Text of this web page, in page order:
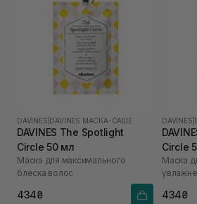
DAVINES DAVINES МАСКА-САШЕ
DAVINES The Spotlight
Circle 50 мл
Маска для максимального
блеска волос
434₴
DAVINES
Circle
Маска
434₴